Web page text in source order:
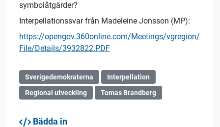
symbolåtgärder?
Interpellationssvar från Madeleine Jonsson (MP):
https://opengov.360online.com/Meetings/vgregion/
File/Details/3932822.PDF
Sverigedemokraterna
Interpellation
Regional utveckling
Tomas Brandberg
Bädda in